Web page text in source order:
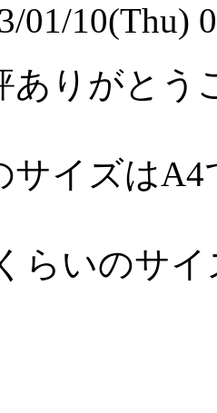
01/10(Thu)
ありがとう
サイズはA4
らいのサ